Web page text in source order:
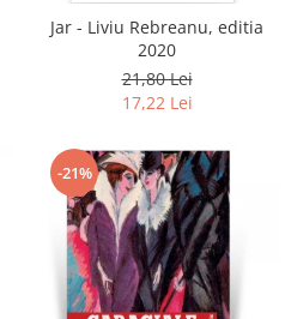
Jar - Liviu Rebreanu, editia
2020
21,80 Lei
17,22 Lei
-21%